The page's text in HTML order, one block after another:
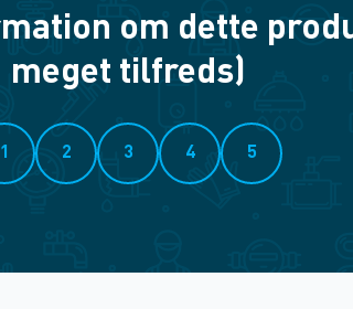
om dette
meget tilfreds)
1 2 3 4 5